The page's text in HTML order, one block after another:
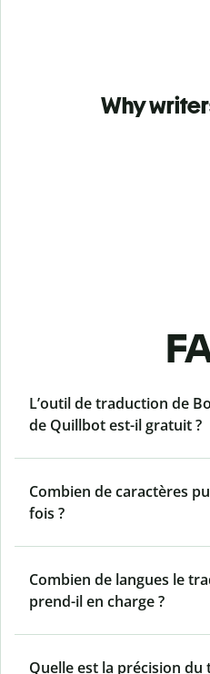
Why
L’outil de traduction de
de Quillbot est-il gratuit ?
Combien de caractères
fois ?
Combien de langues le
prend-il en charge ?
Quelle est la précision